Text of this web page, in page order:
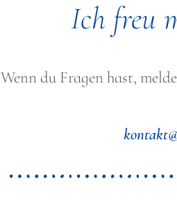
Ich freu
Wenn du Fragen hast,